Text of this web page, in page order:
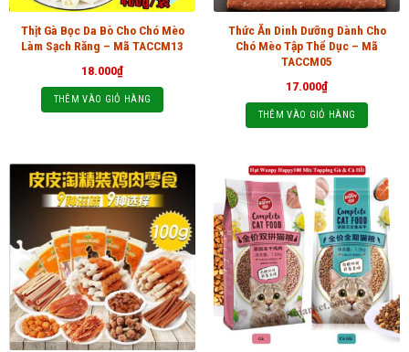
Thịt Gà Bọc Da Bò Cho Chó Mèo
Làm Sạch Răng – Mã TACCM13
18.000₫
THÊM VÀO GIỎ HÀNG
Thức Ăn Dinh Dưỡng Dành Cho
Chó Mèo Tập Thể Dục – Mã
TACCM05
17.000₫
THÊM VÀO GIỎ HÀNG